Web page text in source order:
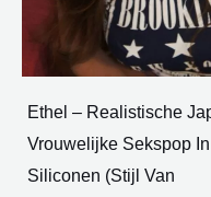
Ethel – Realistische
Vrouwelijke Sekspop In
Siliconen (Stijl Van